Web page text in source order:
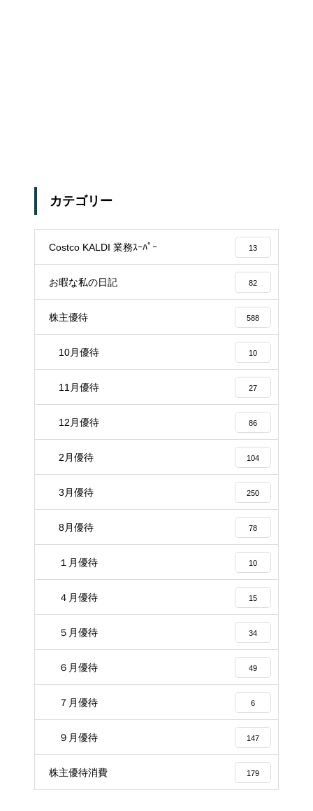
カテゴリー
Costco KALDI 業務ｽｰﾊﾟｰ 13
お暇な私の日記 82
株主優待 588
10月優待 10
11月優待 27
12月優待 86
2月優待 104
3月優待 250
8月優待 78
１月優待 10
４月優待 15
５月優待 34
６月優待 49
７月優待 6
９月優待 147
株主優待消費 179